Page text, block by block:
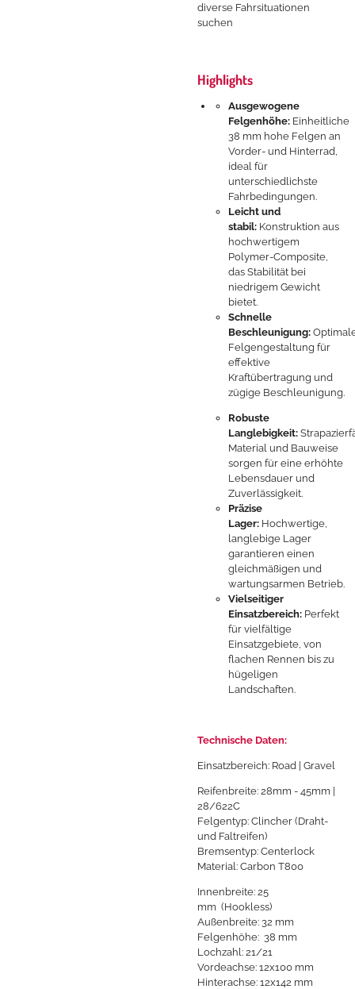
diverse Fahrsituationen
suchen
Highlights
Ausgewogene
Felgenhöhe: Einheitliche
38 mm hohe Felgen an
Vorder- und Hinterrad,
ideal für
unterschiedlichste
Fahrbedingungen.
Leicht und
stabil: Konstruktion aus
hochwertigem
Polymer-Composite,
das Stabilität bei
niedrigem Gewicht
bietet.
Schnelle
Beschleunigung:
Felgengestaltung für
effektive
Kraftübertragung und
zügige Beschleunigung.
Robuste
Langlebigkeit:
Material und Bauweise
sorgen für eine erhöhte
Lebensdauer und
Zuverlässigkeit.
Präzise
Lager: Hochwertige,
langlebige Lager
garantieren einen
gleichmäßigen und
wartungsarmen Betrieb.
Vielseitiger
Einsatzbereich: Perfekt
für vielfältige
Einsatzgebiete, von
flachen Rennen bis zu
hügeligen
Landschaften.
Technische Daten:
Einsatzbereich: Road | Gravel
Reifenbreite: 28mm - 45mm |
28/622C
Felgentyp: Clincher (Draht-
und Faltreifen)
Bremsentyp: Centerlock
Material: Carbon T800
Innenbreite: 25
mm (Hookless)
Außenbreite: 32 mm
Felgenhöhe: 38 mm
Lochzahl: 21/21
Vordeachse: 12x100 mm
Hinterachse: 12x142 mm